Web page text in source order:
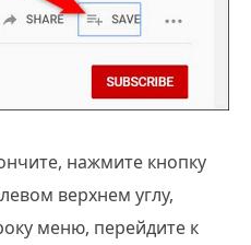
нажмите кнопку
верхнем углу,
меню, перейдите к